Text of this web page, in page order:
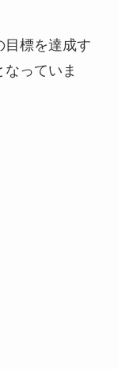
目標を達成す
っていま